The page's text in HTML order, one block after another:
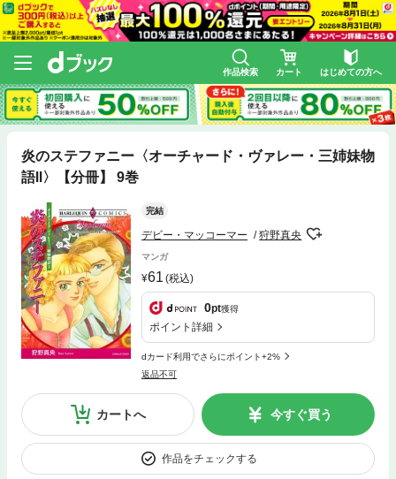
作品検索 カート はじめての方へ
炎のステファニー〈オーチャード・ヴァレー・三姉妹物
語Ⅱ〉【分冊】 9巻
完結
デビー・マッコーマー 狩野真央
マンガ
61 (税込)
0pt獲得
ポイント詳細
dカード利用でさらにポイント+2%
返品不可
カートへ 今すぐ買う
作品をチェックする